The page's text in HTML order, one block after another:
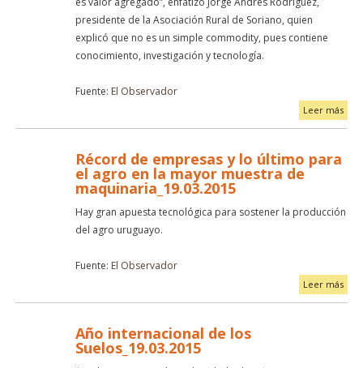
presidente de la Asociación Rural de Soriano, quien
explicó que no es un simple commodity, pues contiene
conocimiento, investigación y tecnología.
Fuente: El Observador
Leer más
Récord de empresas y lo último para
el agro en la mayor muestra de
maquinaria_19.03.2015
Hay gran apuesta tecnológica para sostener la producción
del agro uruguayo.
Fuente: El Observador
Leer más
Año internacional de los
Suelos_19.03.2015